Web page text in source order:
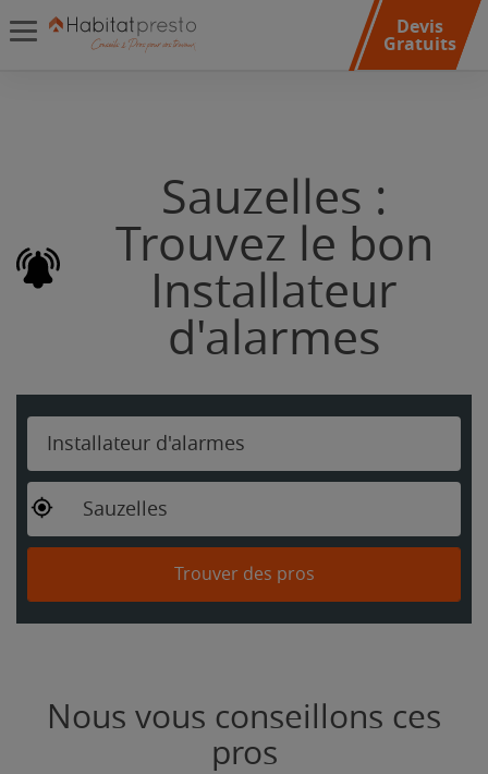
Devis
Gratuits
Sauzelles :
Trouvez le bon
Installateur
d'alarmes
Installateur d'alarmes
Sauzelles
Trouver des pros
Nous vous conseillons ces
pros